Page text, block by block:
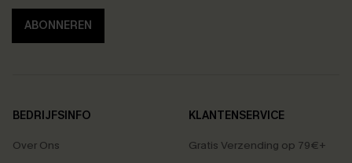
ABONNEREN
BEDRIJFSINFO
Over Ons
KLANTENSERVICE
Gratis Verzending op 79€+